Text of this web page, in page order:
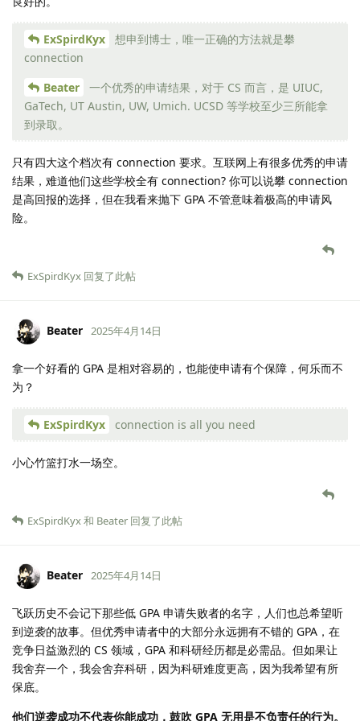
ExSpirdKyx
想申到博士，唯一正确的方法就是攀
connection
Beater
一个优秀的申请结果，对于 CS 而言，是 UIUC,
GaTech, UT Austin, UW, Umich. UCSD 等学校至少三所能拿
到录取。
只有四大这个档次有 connection 要求。互联网上有很多优秀的申请
结果，难道他们这些学校全有 connection? 你可以说攀 connection
是高回报的选择，但在我看来抛下 GPA 不管意味着极高的申请风
险。
ExSpirdKyx 回复了此帖
Beater 2025年4月14日
拿一个好看的 GPA 是相对容易的，也能使申请有个保障，何乐而不
为？
ExSpirdKyx connection is all you need
小心竹篮打水一场空。
ExSpirdKyx和 Beater 回复了此帖
Beater 2025年4月14日
飞跃历史不会记下那些低 GPA 申请失败者的名字，人们也总希望听
到逆袭的故事。但优秀申请者中的大部分永远拥有不错的 GPA，在
竞争日益激烈的 CS 领域，GPA 和科研经历都是必需品。但如果让
我舍弃一个，我会舍弃科研，因为科研难度更高，因为我希望有所
保底。
他们逆袭成功不代表你能成功，鼓吹 GPA 无用是不负责任的行为。